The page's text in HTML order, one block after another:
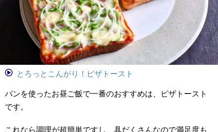
とろっとこんがり！ピザトースト
パンを使ったお昼ご飯で一番のおすすめは、ピザトースト
です。
これなら調理が超簡単ですし、具だくさんなので満足度も